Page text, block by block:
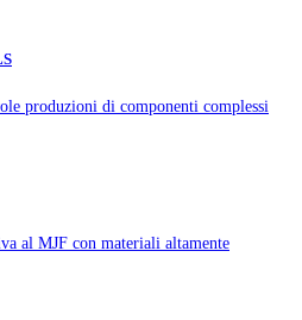
produzioni di componenti complessi
al MJF con materiali altamente